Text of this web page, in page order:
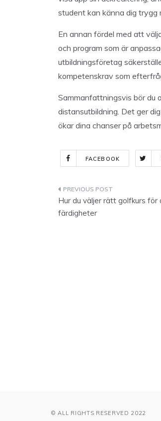
student kan känna dig trygg
En annan fördel med att
och program som är
utbildningsföretag
kompetenskrav som
Sammanfattningsvis bör du
distansutbildning. Det ger
ökar dina chanser på
FACEBOOK
Hur du väljer rätt golfkurs för
färdigheter
© ALL RIGHTS RESERVED 2022